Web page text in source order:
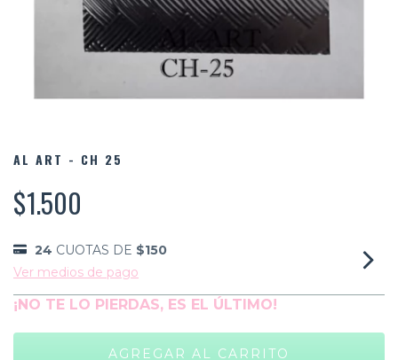
AL ART - CH 25
$1.500
24 CUOTAS DE $150
Ver medios de pago
¡NO TE LO PIERDAS, ES EL ÚLTIMO!